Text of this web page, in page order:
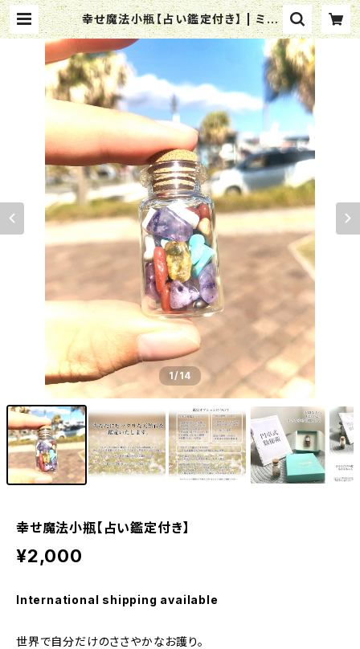
幸せ魔法小瓶【占い鑑定付き】 | ミス
タジオ -mystudio-
1/14
幸せ魔法小瓶【占い鑑定付き】
¥2,000
International shipping available
世界で自分だけのささやかなお護り。